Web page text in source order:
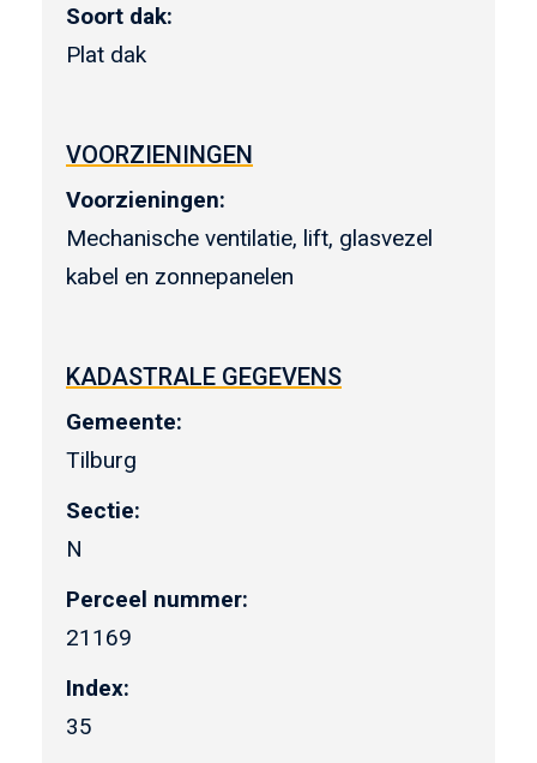
Soort dak:
Plat dak
VOORZIENINGEN
Voorzieningen:
Mechanische ventilatie, lift, glasvezel
kabel en zonnepanelen
KADASTRALE GEGEVENS
Gemeente:
Tilburg
Sectie:
N
Perceel nummer:
21169
Index:
35